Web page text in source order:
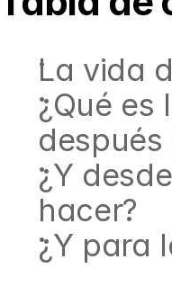
La vida
¿Qué
¿Y
hacer?
¿Y para